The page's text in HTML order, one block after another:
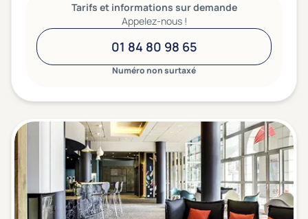
Tarifs et informations sur demande
Appelez-nous !
01 84 80 98 65
Numéro non surtaxé